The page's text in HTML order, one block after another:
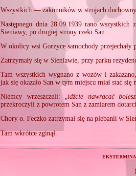
Wszystkich — zakonników w strojach
Następnego dnia 28.09.1939 rano
Sieniawy, po drugiej strony rzeki San.
W okolicy wsi Gorzyce samochody przejechały
Zatrzymały się w Sieniawie, przy parku
Tam wszystkich wygnano z wozów i
jak się okazało San w tym miejscu miał stać
Niemcy wrzeszczeli: „idźcie nawracać
przekroczyli z powrotem San z zamiarem
Chory o. Feczko zatrzymał się na plebanii w
Tam wkrótce zginął.